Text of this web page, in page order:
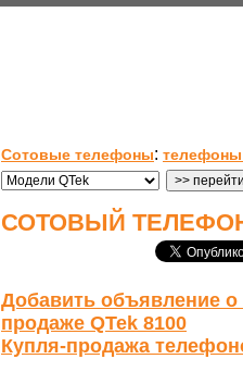
Сотовые телефоны: телефоны
СОТОВЫЙ ТЕЛЕФОН
Добавить объявление о
продаже QTek 8100
Купля-продажа